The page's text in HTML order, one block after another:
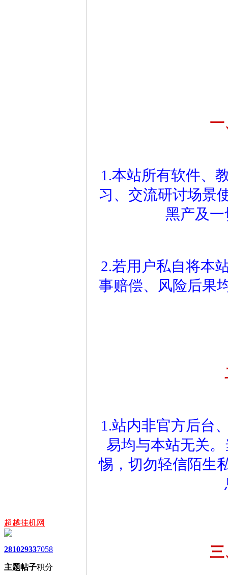
超越挂机网
2810
主题
2933
帖子
7058
积分
一
1.本站所有软件、
习、交流研讨场景
黑产及
2.若用户私自将本
事赔偿、风险后果
1.站内非官方后台
易均与本站无关
惕，切勿轻信陌生
三